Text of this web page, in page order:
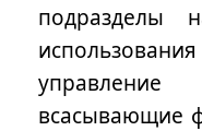
подразделы
всасывающие